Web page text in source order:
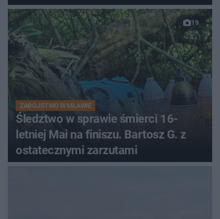
19
ZABÓJSTWO W MŁAWIE
Śledztwo w sprawie śmierci 16-
letniej Mai na finiszu. Bartosz G. z
ostatecznymi zarzutami